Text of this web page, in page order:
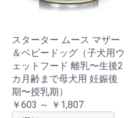
スターター ムース マザー
＆ベビードッグ（子犬用ウ
ェットフード 離乳〜生後2
カ月齢まで母犬用 妊娠後
期〜授乳期）
￥603 ～ ￥1,807